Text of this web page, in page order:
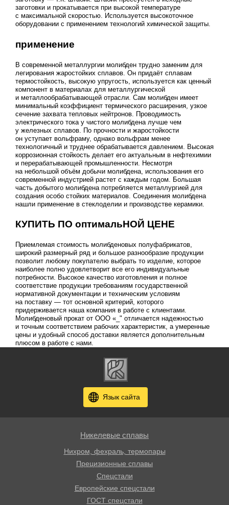
заготовки и прокатывается при высокой температуре
с максимальной скоростью. Используется высокоточное
оборудовании с применением технологий химической защиты.
применение
В современной металлургии молибден трудно заменим для
легирования жаростойких сплавов. Он придаёт сплавам
термостойкость, высокую упругость, используется как ценный
компонент в материалах для металлургической
и металлообрабатывающей отрасли. Сам молибден имеет
минимальный коэффициент термического расширения, узкое
сечение захвата тепловых нейтронов. Проводимость
электрического тока у чистого молибдена лучше чем
у железных сплавов. По прочности и жаростойкости
он уступает вольфраму, однако вольфрам менее
технологичный и труднее обрабатывается давлением. Высокая
коррозионная стойкость делает его актуальным в нефтехимии
и перерабатывающей промышленности. Несмотря
на небольшой объём добычи молибдена, использования его
современной индустрией растет с каждым годом. Большая
часть добытого молибдена потребляется металлургией для
создания особо стойких материалов. Соединения молибдена
нашли применение в стеклоделии и производстве керамики.
КУПИТЬ ПО оптимальНОЙ ЦЕНЕ
Приемлемая стоимость молибденовых полуфабрикатов,
широкий размерный ряд и большое разнообразие продукции
позволит любому покупателю выбрать то изделие, которое
наиболее полно удовлетворит все его индивидуальные
потребности. Высокое качество изготовления и полное
соответствие продукции требованиям государственной
нормативной документации и техническим условиям
на поставку — тот основной критерий, которого
придерживается наша компания в работе с клиентами.
Молибденовый прокат от ООО «_" отличается надежностью
и точным соответствием рабочих характеристик, а умеренные
цены и удобный способ доставки является дополнительным
плюсом в работе с нами.
Язык сайта
Никелевые сплавы
Нихром, фехраль, термопары
Прецизионные сплавы
Спецстали
Европейские спецстали
ГОСТ спецстали